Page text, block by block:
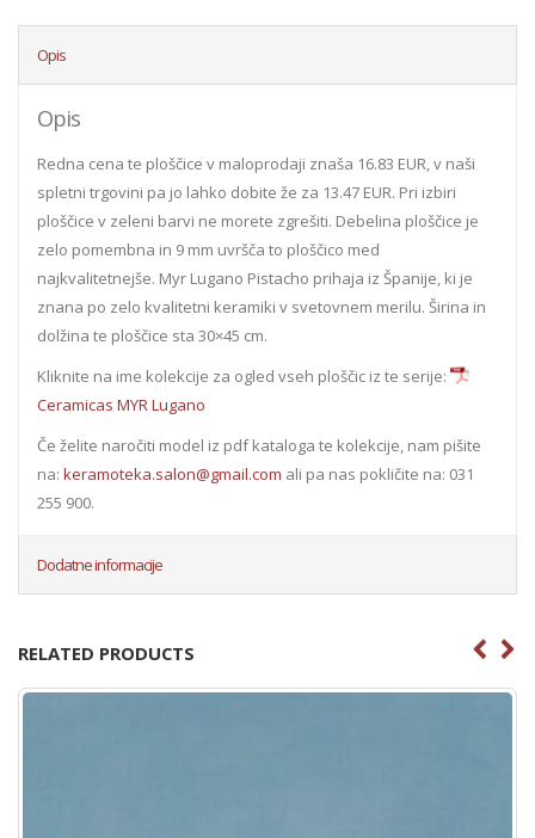
Opis
Opis
Redna cena te ploščice v maloprodaji znaša 16.83 EUR, v naši
spletni trgovini pa jo lahko dobite že za 13.47 EUR. Pri izbiri
ploščice v zeleni barvi ne morete zgrešiti. Debelina ploščice je
zelo pomembna in 9 mm uvršča to ploščico med
najkvalitetnejše. Myr Lugano Pistacho prihaja iz Španije, ki je
znana po zelo kvalitetni keramiki v svetovnem merilu. Širina in
dolžina te ploščice sta 30×45 cm.
Kliknite na ime kolekcije za ogled vseh ploščic iz te serije:
Ceramicas MYR Lugano
Če želite naročiti model iz pdf kataloga te kolekcije, nam pišite
na: keramoteka.salon@gmail.com ali pa nas pokličite na: 031
255 900.
Dodatne informacije
RELATED PRODUCTS